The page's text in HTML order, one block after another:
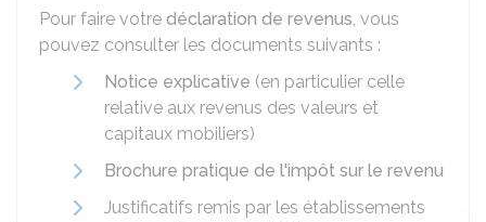
Pour faire votre déclaration de revenus, vous
pouvez consulter les documents suivants :
Notice explicative (en particulier celle
relative aux revenus des valeurs et
capitaux mobiliers)
Brochure pratique de l'impôt sur le revenu
Justificatifs remis par les établissements